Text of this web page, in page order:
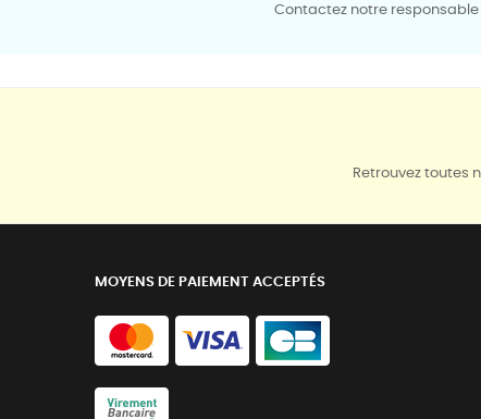
Contactez notre
Retrouvez toutes
MOYENS DE PAIEMENT ACCEPTÉS